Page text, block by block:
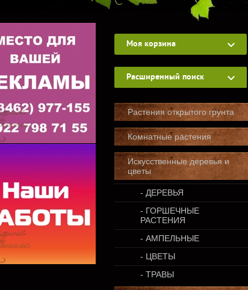
Моя корзина
Расширенный поиск
Растения открытого грунта
Комнатные растения
Искусственные деревья и
цветы
- ДЕРЕВЬЯ
- ГОРШЕЧНЫЕ
РАСТЕНИЯ
- АМПЕЛЬНЫЕ
- ЦВЕТЫ
- ТРАВЫ